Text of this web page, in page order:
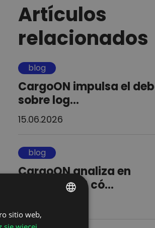
Artículos
relacionados
blog
CargoON impulsa el
sobre log...
15.06.2026
blog
CargoON analiza en
Digitaliza 26 có...
POLISH
sitio web,